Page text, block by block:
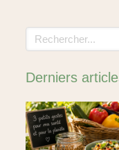
Rechercher
Derniers